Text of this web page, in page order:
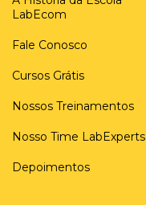
LabEcom
Fale Conosco
Cursos Grátis
Nossos Treinamentos
Nosso Time LabExperts
Depoimentos